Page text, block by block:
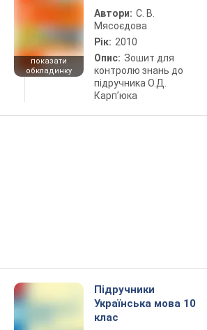
показати
обкладинку
Автори: С. В.
Мясоєдова
Рік: 2010
Опис: Зошит для
контролю знань до
підручника О.Д.
Карп’юка
Підручники
Українська мова 10
клас